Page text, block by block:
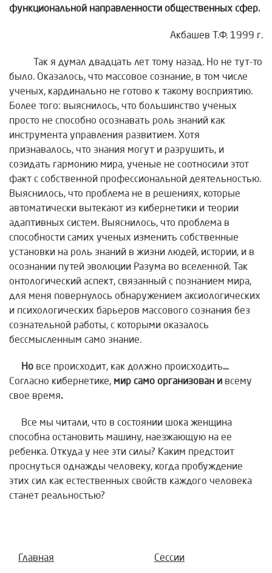
функциональной направленности общественных сфер.
Акбашев Т.Ф. 1999 г.
Так я думал двадцать лет тому назад. Но не тут-то
было. Оказалось, что массовое сознание, в том числе
ученых, кардинально не готово к такому восприятию.
Более того: выяснилось, что большинство ученых
просто не способно осознавать роль знаний как
инструмента управления развитием. Хотя
признавалось, что знания могут и разрушить, и
созидать гармонию мира, ученые не соотносили этот
факт с собственной профессиональной деятельностью.
Выяснилось, что проблема не в решениях, которые
автоматически вытекают из кибернетики и теории
адаптивных систем. Выяснилось, что проблема в
способности самих ученых изменить собственные
установки на роль знаний в жизни людей, истории, и в
осознании путей эволюции Разума во вселенной. Так
онтологический аспект, связанный с познанием мира,
для меня повернулось обнаружением аксиологических
и психологических барьеров массового сознания без
сознательной работы, с которыми оказалось
бессмысленным само знание.
Но все происходит, как должно происходить…
Согласно кибернетике, мир само организован и всему
свое время.
Все мы читали, что в состоянии шока женщина
способна остановить машину, наезжающую на ее
ребенка. Откуда у нее эти силы? Каким предстоит
проснуться однажды человеку, когда пробуждение
этих сил как естественных свойств каждого человека
станет реальностью?
Главная
Сессии